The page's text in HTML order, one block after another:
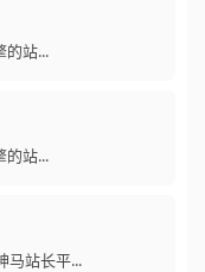
的站...
的站...
马站长平...